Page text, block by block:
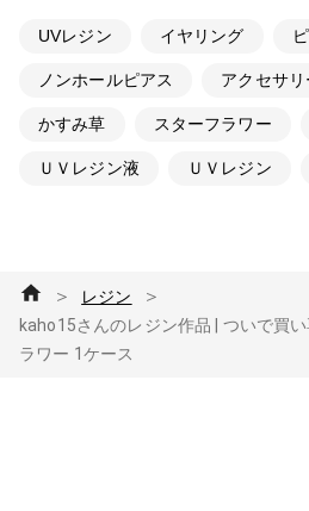
UVレジン イヤリング
ノンホールピアス アクセサリ
かすみ草 スターフラワー
ＵＶレジン液 ＵＶレジン
＞ レジン ＞
kaho15さんのレジン作品 | ついで買
ラワー 1ケース